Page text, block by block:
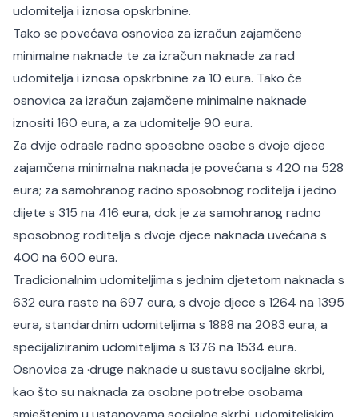
udomitelja i iznosa opskrbnine.
Tako se povećava osnovica za izračun zajamčene
minimalne naknade te za izračun naknade za rad
udomitelja i iznosa opskrbnine za 10 eura. Tako će
osnovica za izračun zajamčene minimalne naknade
iznositi 160 eura, a za udomitelje 90 eura.
Za dvije odrasle radno sposobne osobe s dvoje djece
zajamčena minimalna naknada je povećana s 420 na 528
eura; za samohranog radno sposobnog roditelja i jedno
dijete s 315 na 416 eura, dok je za samohranog radno
sposobnog roditelja s dvoje djece naknada uvećana s
400 na 600 eura.
Tradicionalnim udomiteljima s jednim djetetom naknada s
632 eura raste na 697 eura, s dvoje djece s 1264 na 1395
eura, standardnim udomiteljima s 1888 na 2083 eura, a
specijaliziranim udomiteljima s 1376 na 1534 eura.
Osnovica za ·druge naknade u sustavu socijalne skrbi,
kao što su naknada za osobne potrebe osobama